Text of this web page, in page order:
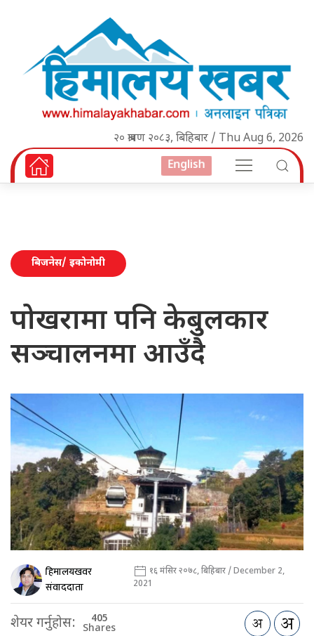
२० श्रावण २०८३, बिहिबार / Thu Aug 6, 2026
English
बिजनेस/ इकोनोमी
पोखरामा पनि केबुलकार
सञ्चालनमा आउँदै
हिमालयखवर
संवाददाता
१६ मंसिर २०७८, बिहिबार / December 2,
2021
शेयर गर्नुहोस: 405
Shares